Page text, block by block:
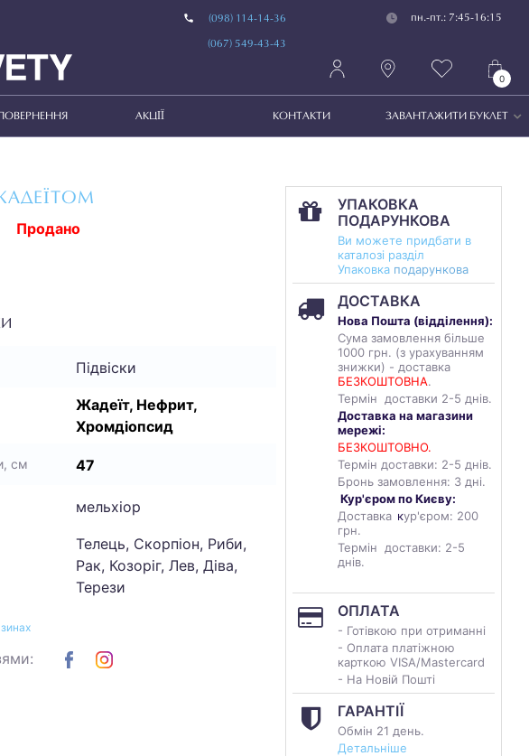
(098) 114-14-36
(067) 549-43-43
пн.-пт.: 7:45-16:15
0
АКЦІЇ КОНТАКТИ ЗАВАНТАЖИТИ БУКЛЕТ
Продано
Підвіски
Жадеїт, Нефрит,
Хромдіопсид
см 47
мельхіор
Телець, Скорпіон, Риби,
Рак, Козоріг, Лев, Діва,
Терези
УПАКОВКА
ПОДАРУНКОВА
Ви можете придбати в
каталозі разділ
Упаковка подарункова
ДОСТАВКА
Нова Пошта (відділення):
Сума замовлення більше
1000 грн. (з урахуванням
знижки) - доставка
БЕЗКОШТОВНА.
Термін доставки 2-5 днів.
Доставка на магазини
мережі:
БЕЗКОШТОВНО.
Термін доставки: 2-5 днів.
Бронь замовлення: 3 дні.
Кур'єром по Києву:
Доставка кур'єром: 200
грн.
Термін доставки: 2-5
днів.
ОПЛАТА
- Готівкою при отриманні
- Оплата платіжною
карткою VISA/Mastercard
- На Новій Пошті
ГАРАНТІЇ
Обмін 21 день.
Детальніше